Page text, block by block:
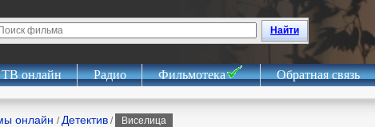
Найти
ТВ онлайн Радио Фильмотека Обратная связь
онлайн / Детектив / Виселица